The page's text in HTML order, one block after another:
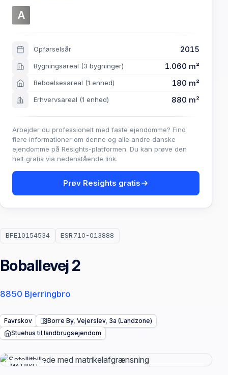
BFE10154534 ESR710-013888
Boballevej 2
8850 Bjerringbro
Favrskov
Borre By, Vejerslev, 3a (Landzone)
Stuehus til landbrugsejendom
MATRIKEL
A
Opførselsår 2015
Bygningsareal (3 bygninger) 1.060 m²
Beboelsesareal (1 enhed) 180 m²
Erhvervsareal (1 enhed) 880 m²
Arbejder du professionelt med faste ejendomme? Find
flere informationer om denne og alle andre danske
ejendomme på Resights-platformen. Du kan prøve den
helt gratis via nedenstående link.
Prøv Resights gratis